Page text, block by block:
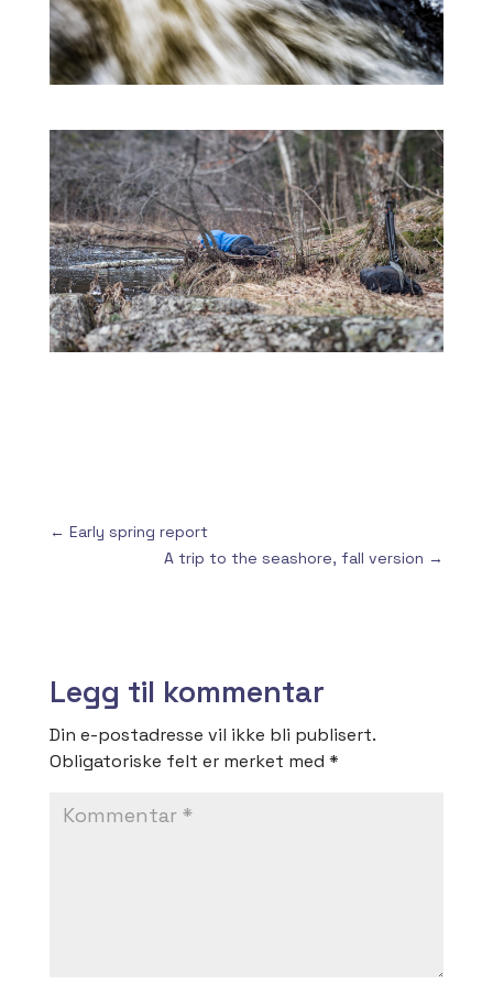
← Early spring report
A trip to the seashore, fall version →
Legg til kommentar
Din e-postadresse vil ikke bli publisert.
Obligatoriske felt er merket med *